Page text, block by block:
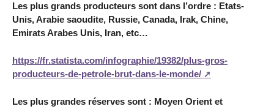
Les plus grands producteurs sont dans l’ordre : Etats-
Unis, Arabie saoudite, Russie, Canada, Irak, Chine,
Emirats Arabes Unis, Iran, etc…
https://fr.statista.com/infographie/19382/plus-gros-
producteurs-de-petrole-brut-dans-le-monde/
Les plus grandes réserves sont : Moyen Orient et